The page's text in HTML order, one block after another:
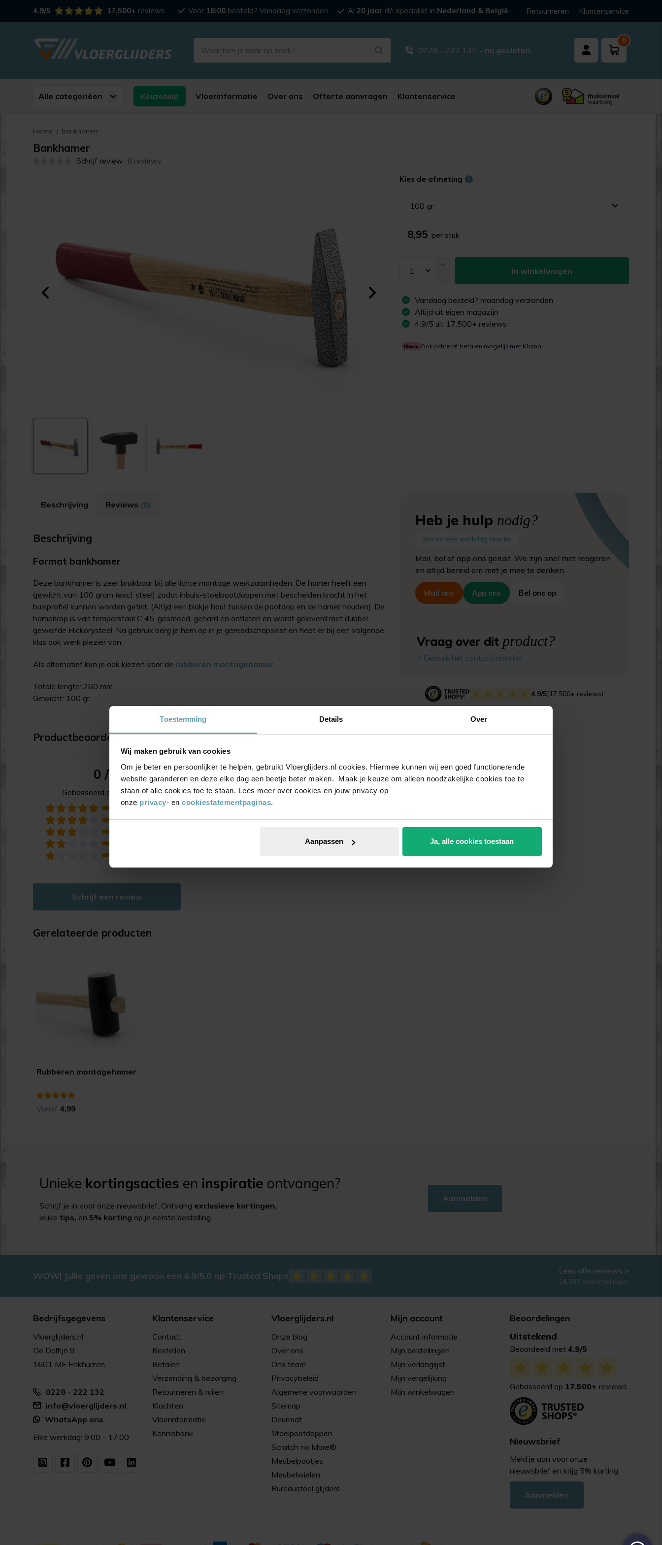
Toestemming Details Over
Wij maken gebruik van cookies
Om je beter en persoonlijker te helpen, gebruikt Vloerglijders.nl cookies. Hiermee kunnen wij een goed functionerende
website garanderen en deze elke dag een beetje beter maken. Maak je keuze om alleen noodzakelijke cookies toe te
staan of alle cookies toe te staan. Lees meer over cookies en jouw privacy op
onze privacy- en cookiestatementpaginas.
Aanpassen Ja, alle cookies toestaan
4.9/5 17.500+ reviews Voor 16:00besteld? Vandaag verzonden Al 20 jaar dé specialist in Nederland & België Retourneren Klantenservice
0228 - 222 132 - nu gesloten
0
Alle categoriëen Keuzehulp Vloerinformatie Over ons Offerte aanvragen Klantenservice
Home / bankhamer
Bankhamer
Schrijf review 0 reviews
Kies de afmeting
100 gr.
8,95 per stuk
In winkelwagen
Vandaag besteld? maandag verzonden
Altijd uit eigen magazijn
4.9/5 uit 17.500+ reviews
Ook achteraf betalen mogelijk met Klarna
Beschrijving Reviews (0)
Beschrijving
Format bankhamer
Deze bankhamer is zeer bruikbaar bij alle lichte montage werkzaamheden. De hamer heeft een
gewicht van 100 gram (excl. steel) zodat inbuis-stoelpootdoppen met bescheiden kracht in het
buisprofiel kunnen worden getikt. (Altijd een blokje hout tussen de pootdop en de hamer houden). De
hamerkop is van temperstaal C 45, gesmeed, gehard en ontlaten en wordt geleverd met dubbel
gewelfde Hickorysteel. Na gebruik berg je hem op in je gereedschapskist en hebt er bij een volgende
klus ook werk plezier van.
Als alternatief kun je ook kiezen voor de rubberen montagehamer
Totale lengte: 260 mm
Gewicht: 100 gr.
Heb je hulp nodig?
Binnen één werkdag reactie
Mail, bel of app ons gerust. We zijn snel met reageren
en altijd bereid om met je mee te denken.
Mail ons App ons Bel ons op
Vraag over dit product?
> Gebruik het contactformulier
4.9/5(17.500+ reviews)
Productbeoordelingen
0 / 5
Gebasseerd op 0 reviews
0
0
Schrijf een review
Nieuwste
Gerelateerde producten
Rubberen montagehamer
Vanaf 4,99
Unieke kortingsacties en inspiratie ontvangen?
Schrijf je in voor onze nieuwsbrief. Ontvang exclusieve kortingen,
leuketips, en 5% korting op je eerste bestelling.
Aanmelden
WOW! Jullie geven ons gewoon een 4.9/5.0 op Trusted Shops Lees alle reviews >
14.999 beoordelingen
Bedrijfsgegevens
Vloerglijders.nl
De Dolfijn 9
1601 ME Enkhuizen
0228 - 222 132
info@vloerglijders.nl
WhatsApp ons
Elke werkdag: 9.00 - 17.00
Klantenservice
Contact
Bestellen
Betalen
Verzending & bezorging
Retourneren & ruilen
Klachten
Vloerinformatie
Kennisbank
Vloerglijders.nl
Onze blog
Over ons
Ons team
Privacybeleid
Algemene voorwaarden
Sitemap
Deurmat
Stoelpootdoppen
Scratch no More®
Meubelpootjes
Meubelwielen
Bureaustoel glijders
Mijn account
Account informatie
Mijn bestellingen
Mijn verlanglijst
Mijn vergelijking
Mijn winkelwagen
Beoordelingen
Uitstekend
Beoordeeld met 4.9/5
Gebasseerd op 17.500+ reviews
Nieuwsbrief
Meld je aan voor onze
nieuwsbrief en krijg 5% korting
Aanmelden